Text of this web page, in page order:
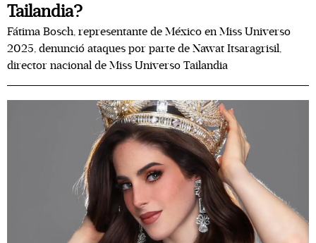
Tailandia?
Fátima Bosch, representante de México en Miss Universo
2025, denunció ataques por parte de Nawat Itsaragrisil,
director nacional de Miss Universo Tailandia